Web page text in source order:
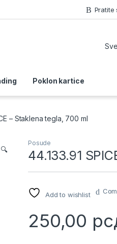
Pratite
Poklon kartice
– Staklena tegla, 700 ml
🔍
Posude
44.133.91
Add to wishlist
250,00